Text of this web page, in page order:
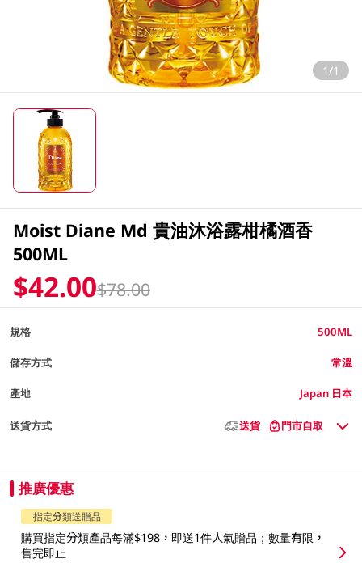
1/1
Moist Diane Md 貴油沐浴露柑橘酒香
500ML
$42.00$78.00
規格 500ML
儲存方式 常溫
產地 Japan 日本
送貨方式 送貨 門市自取
推廣優惠
指定分類送贈品
購買指定分類產品每滿$198，即送1件人氣贈品；數量有限，
售完即止